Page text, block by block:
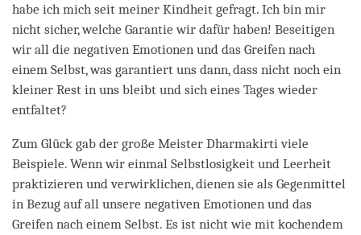
habe ich mich seit meiner Kindheit gefragt. Ich bin mir
nicht sicher, welche Garantie wir dafür haben! Beseitigen
wir all die negativen Emotionen und das Greifen nach
einem Selbst, was garantiert uns dann, dass nicht noch ein
kleiner Rest in uns bleibt und sich eines Tages wieder
entfaltet?
Zum Glück gab der große Meister Dharmakirti viele
Beispiele. Wenn wir einmal Selbstlosigkeit und Leerheit
praktizieren und verwirklichen, dienen sie als Gegenmittel
in Bezug auf all unsere negativen Emotionen und das
Greifen nach einem Selbst. Es ist nicht wie mit kochendem